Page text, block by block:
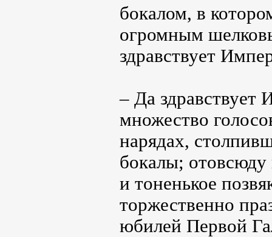
бокалом, в
огромным
здравствует
– Да здравствует
множество
нарядах,
бокалы;
и тоненькое
торжественно
юбилей Первой